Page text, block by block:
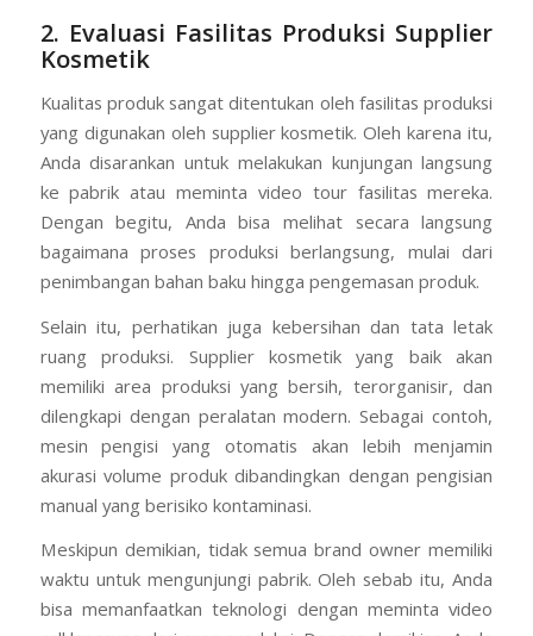
menghindari praktik subkontrak yang tidak jelas.
2. Evaluasi Fasilitas Produksi Supplier
Kosmetik
Kualitas produk sangat ditentukan oleh fasilitas produksi
yang digunakan oleh supplier kosmetik. Oleh karena itu,
Anda disarankan untuk melakukan kunjungan langsung
ke pabrik atau meminta video tour fasilitas mereka.
Dengan begitu, Anda bisa melihat secara langsung
bagaimana proses produksi berlangsung, mulai dari
penimbangan bahan baku hingga pengemasan produk.
Selain itu, perhatikan juga kebersihan dan tata letak
ruang produksi. Supplier kosmetik yang baik akan
memiliki area produksi yang bersih, terorganisir, dan
dilengkapi dengan peralatan modern. Sebagai contoh,
mesin pengisi yang otomatis akan lebih menjamin
akurasi volume produk dibandingkan dengan pengisian
manual yang berisiko kontaminasi.
Meskipun demikian, tidak semua brand owner memiliki